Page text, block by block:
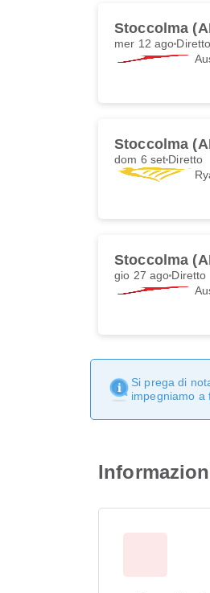
Stoccolma
mer 12 ago Diretto
Stoccolma
dom 6 set Diretto
Stoccolma
gio 27 ago Diretto
Si prega di
impegniamo a